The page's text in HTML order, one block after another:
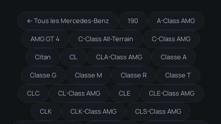
← Tous les Mercedes-Benz 190 A-Class AMG
AMG GT 4 C-Class All-Terrain C-Class AMG
Citan CL CLA-Class AMG Classe A
Classe G Classe M Classe R Classe T
CLC CL-Class AMG CLE CLE-Class AMG
CLK CLK-Class AMG CLS-Class AMG